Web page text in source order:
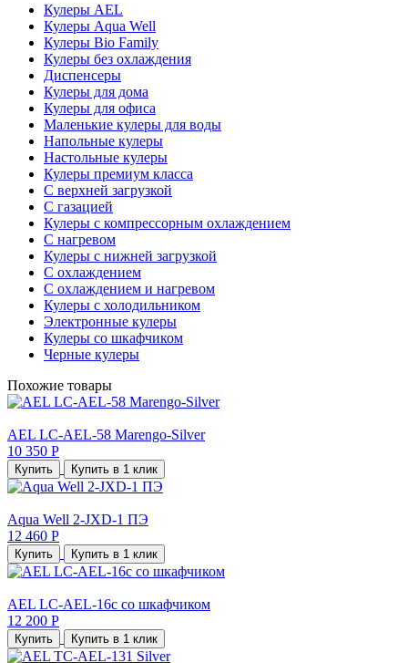
Кулеры AEL
Кулеры Aqua Well
Кулеры Bio Family
Кулеры без охлаждения
Диспенсеры
Кулеры для дома
Кулеры для офиса
Маленькие кулеры для воды
Напольные кулеры
Настольные кулеры
Кулеры премиум класса
С верхней загрузкой
С газацией
Кулеры с компрессорным охлаждением
С нагревом
Кулеры с нижней загрузкой
С охлаждением
С охлаждением и нагревом
Кулеры с холодильником
Электронные кулеры
Кулеры со шкафчиком
Черные кулеры
Похожие товары
AEL LC-AEL-58 Marengo-Silver
10 350 Р
Купить Купить в 1 клик
Aqua Well 2-JXD-1 ПЭ
12 460 Р
Купить Купить в 1 клик
AEL LC-AEL-16c со шкафчиком
12 200 Р
Купить Купить в 1 клик